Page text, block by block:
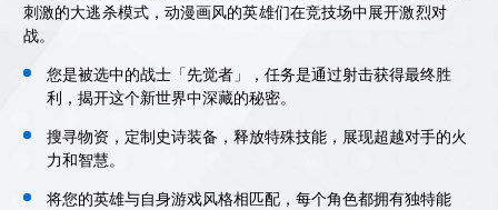
刺激的大逃杀模式，动漫画风的英雄们在竞技场中展开激烈对
战。
您是被选中的战士「先觉者」，任务是通过射击获得最终胜
利，揭开这个新世界中深藏的秘密。
搜寻物资，定制史诗装备，释放特殊技能，展现超越对手的火
力和智慧。
将您的英雄与自身游戏风格相匹配，每个角色都拥有独特能